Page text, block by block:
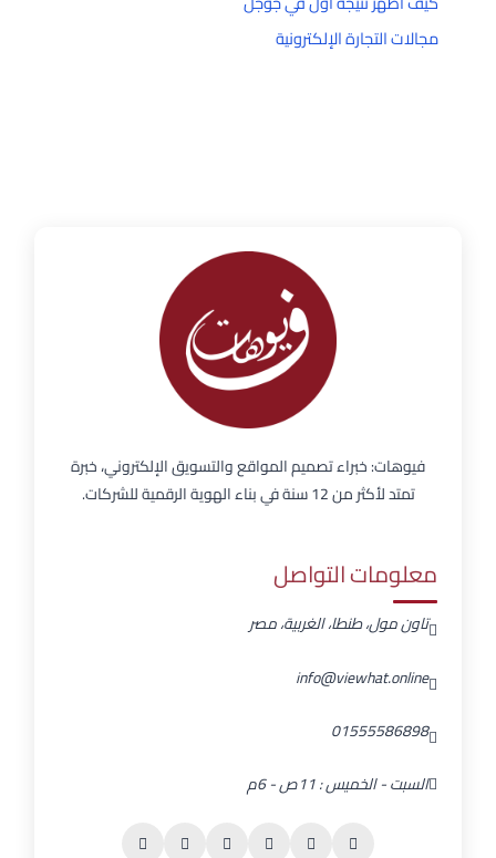
مجالات التجارة الإلكترونية
فيوهات: خبراء تصميم المواقع والتسويق الإلكتروني، خبرة
تمتد لأكثر من 12 سنة في بناء الهوية الرقمية للشركات.
معلومات التواصل
تاون مول، طنطا، الغربية، مصر
info@viewhat.online
01555586898
السبت - الخميس : 11ص - 6م